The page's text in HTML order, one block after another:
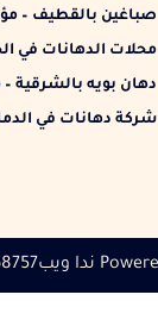
صباغين بالقطيف –
محلات الدهانات في
دهان بويه بالشرقية
شركة دهانات في